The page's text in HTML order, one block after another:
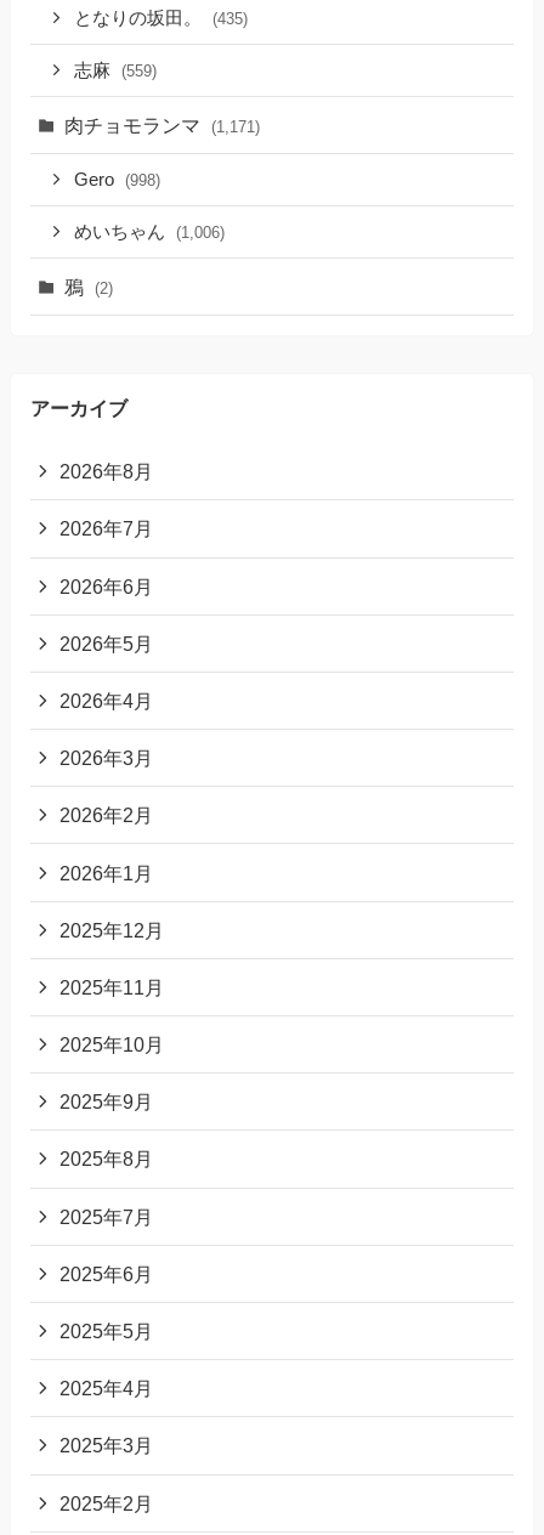
となりの坂田。 (435)
志麻 (559)
肉チョモランマ (1,171)
Gero (998)
めいちゃん (1,006)
鴉 (2)
アーカイブ
2026年8月
2026年7月
2026年6月
2026年5月
2026年4月
2026年3月
2026年2月
2026年1月
2025年12月
2025年11月
2025年10月
2025年9月
2025年8月
2025年7月
2025年6月
2025年5月
2025年4月
2025年3月
2025年2月